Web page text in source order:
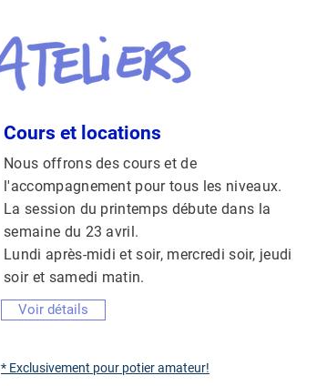
Nous offrons des cours et de
l'accompagnement pour tous les niveaux.
La session du printemps débute dans la
semaine du 23 avril.
Lundi après-midi et soir, mercredi soir, jeudi
soir et samedi matin.
Voir détails
Cours et locations
* Exclusivement pour potier amateur!